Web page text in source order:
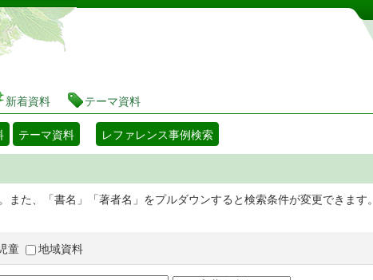
静岡県立図書館 蔵書検索・予約システム
新着資料 テーマ資料
テーマ資料 レファレンス事例検索
た、「書名」「著者名」をプルダウンすると検索条件が変更できます。
童 地域資料